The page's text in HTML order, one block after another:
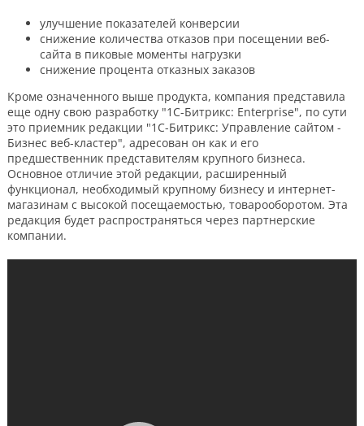
улучшение показателей конверсии
снижение количества отказов при посещении веб-
сайта в пиковые моменты нагрузки
снижение процента отказных заказов
Кроме означенного выше продукта, компания представила
еще одну свою разработку "1С-Битрикс: Enterprise", по сути
это приемник редакции "1С-Битрикс: Управление сайтом -
Бизнес веб-кластер", адресован он как и его
предшественник представителям крупного бизнеса.
Основное отличие этой редакции, расширенный
функционал, необходимый крупному бизнесу и интернет-
магазинам с высокой посещаемостью, товарооборотом. Эта
редакция будет распространяться через партнерские
компании.